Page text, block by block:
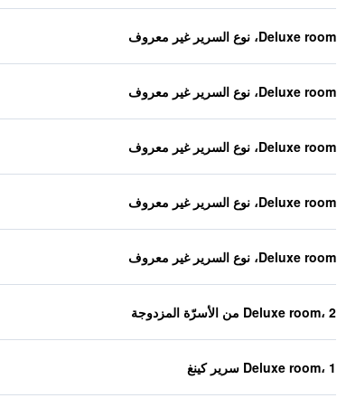
Deluxe room، نوع السرير غير معروف
Deluxe room، نوع السرير غير معروف
Deluxe room، نوع السرير غير معروف
Deluxe room، نوع السرير غير معروف
Deluxe room، نوع السرير غير معروف
Deluxe room، 2 من الأسرّة المزدوجة
Deluxe room، 1 سرير كينغ